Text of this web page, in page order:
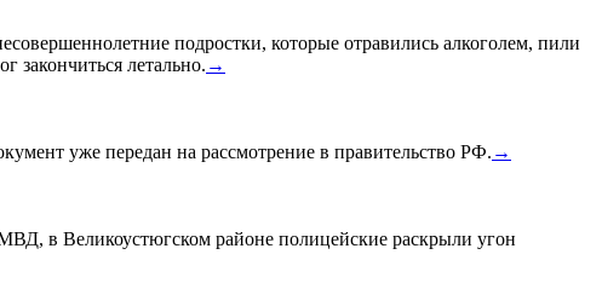
подростки, которые отравились алкоголем, пили
закончиться летально. →
уже передан на рассмотрение в правительство РФ. →
в Великоустюгском районе полицейские раскрыли угон